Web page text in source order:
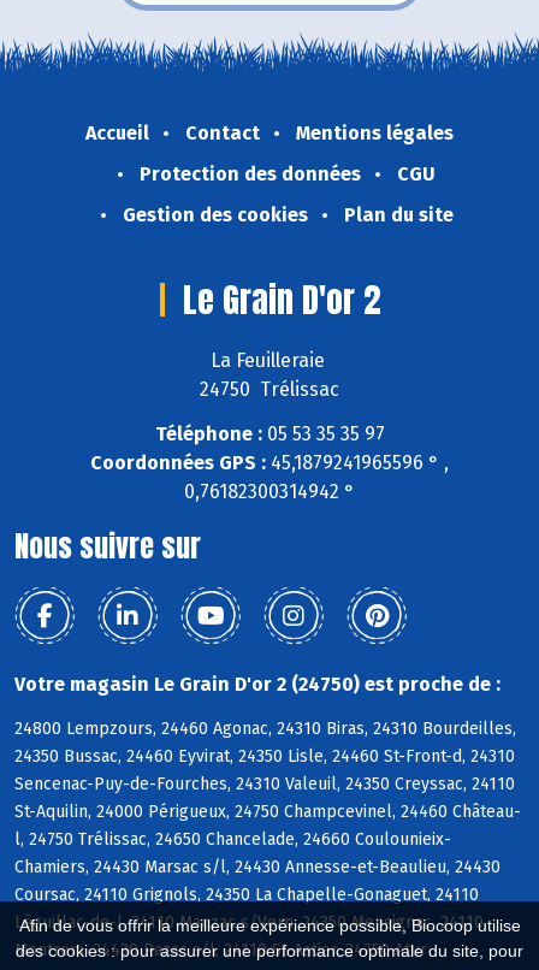
Afin de vous offrir la meilleure expérience possible, Biocoop utilise
des cookies : pour assurer une performance optimale du site, pour
Accueil Contact
Mentions légales
Protection des données
CGU
Gestion des cookies
Plan du site
Le Grain D'or 2
La Feuilleraie
24750 Trélissac
Téléphone :05 53 35 35 97
Coordonnées GPS : 45,1879241965596 ° ,
0,76182300314942 °
Nous suivre sur
Votre magasin Le Grain D'or 2 (24750) est proche de :
24800 Lempzours, 24460 Agonac, 24310 Biras, 24310 Bourdeilles,
24350 Bussac, 24460 Eyvirat, 24350 Lisle, 24460 St-Front-d, 24310
Sencenac-Puy-de-Fourches, 24310 Valeuil, 24350 Creyssac, 24110
St-Aquilin, 24000 Périgueux, 24750 Champcevinel, 24460 Château-
l, 24750 Trélissac, 24650 Chancelade, 24660 Coulounieix-
Chamiers, 24430 Marsac s/l, 24430 Annesse-et-Beaulieu, 24430
Coursac, 24110 Grignols, 24350 La Chapelle-Gonaguet, 24110
Léguillac-de-l, 24110 Manzac s/Vern, 24350 Mensignac, 24110
Montrem, 24430 Razac s/l, 24110 St-Astier, 24750 Atur